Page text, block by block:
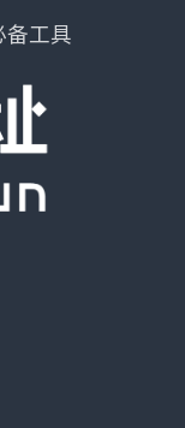
备工具